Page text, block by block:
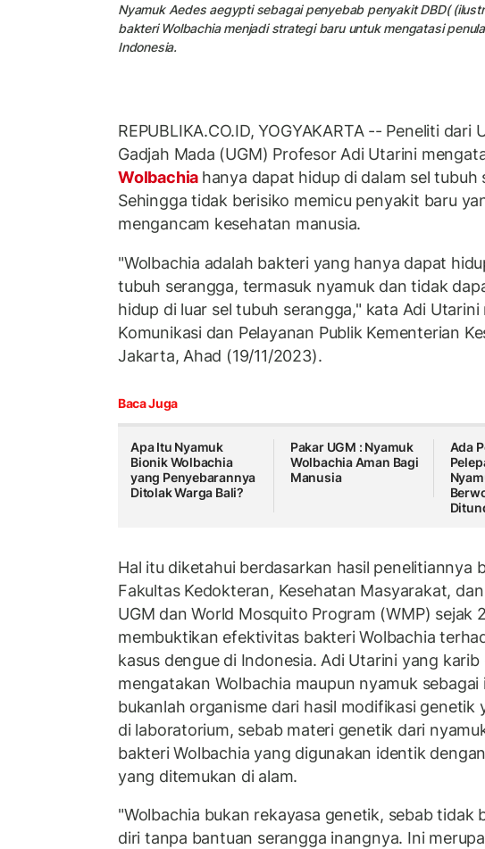
Nyamuk Aedes aegypti sebagai penyebab penyakit DBD(
bakteri Wolbachia menjadi strategi baru untuk mengatasi
Indonesia.
REPUBLIKA.CO.ID, YOGYAKARTA -- Peneliti dari
Gadjah Mada (UGM) Profesor Adi Utarini
Wolbachia hanya dapat hidup di dalam sel tubuh
Sehingga tidak berisiko memicu penyakit baru
mengancam kesehatan manusia.
"Wolbachia adalah bakteri yang hanya dapat
tubuh serangga, termasuk nyamuk dan tidak
hidup di luar sel tubuh serangga," kata Adi Utarini
Komunikasi dan Pelayanan Publik Kementerian
Jakarta, Ahad (19/11/2023).
Baca Juga
Apa Itu Nyamuk
Bionik Wolbachia
yang Penyebarannya
Ditolak Warga Bali?
Pakar UGM : Nyamuk
Wolbachia Aman Bagi
Manusia
Ada
Hal itu diketahui berdasarkan hasil penelitiannya
Fakultas Kedokteran, Kesehatan Masyarakat,
UGM dan World Mosquito Program (WMP) sejak
membuktikan efektivitas bakteri Wolbachia
kasus dengue di Indonesia. Adi Utarini yang karib
mengatakan Wolbachia maupun nyamuk sebagai
bukanlah organisme dari hasil modifikasi genetik
di laboratorium, sebab materi genetik dari
bakteri Wolbachia yang digunakan identik
yang ditemukan di alam.
"Wolbachia bukan rekayasa genetik, sebab tidak
diri tanpa bantuan serangga inangnya. Ini